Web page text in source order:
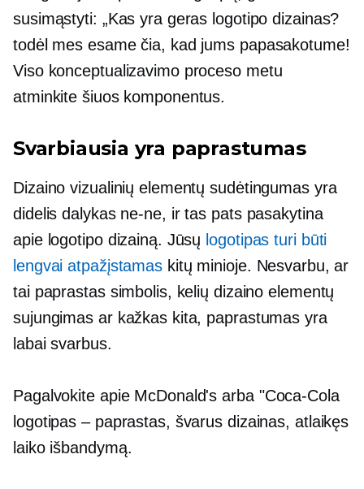
susimąstyti: „Kas yra geras logotipo dizainas?
todėl mes esame čia, kad jums papasakotume!
Viso konceptualizavimo proceso metu
atminkite šiuos komponentus.
Svarbiausia yra paprastumas
Dizaino vizualinių elementų sudėtingumas yra
didelis dalykas ne-ne, ir tas pats pasakytina
apie logotipo dizainą. Jūsų logotipas turi būti
lengvai atpažįstamas kitų minioje. Nesvarbu, ar
tai paprastas simbolis, kelių dizaino elementų
sujungimas ar kažkas kita, paprastumas yra
labai svarbus.
Pagalvokite apie McDonald's arba "Coca-Cola
logotipas – paprastas, švarus dizainas, atlaikęs
laiko išbandymą.